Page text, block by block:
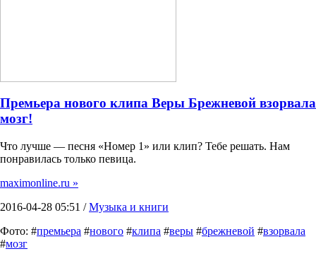
Премьера нового клипа Веры Брежневой взорвала
мозг!
Что лучше — песня «Номер 1» или клип? Тебе решать. Нам
понравилась только певица.
maximonline.ru »
2016-04-28 05:51 /Музыка и книги
Фото: #премьера #нового #клипа #веры #брежневой #взорвала
#мозг